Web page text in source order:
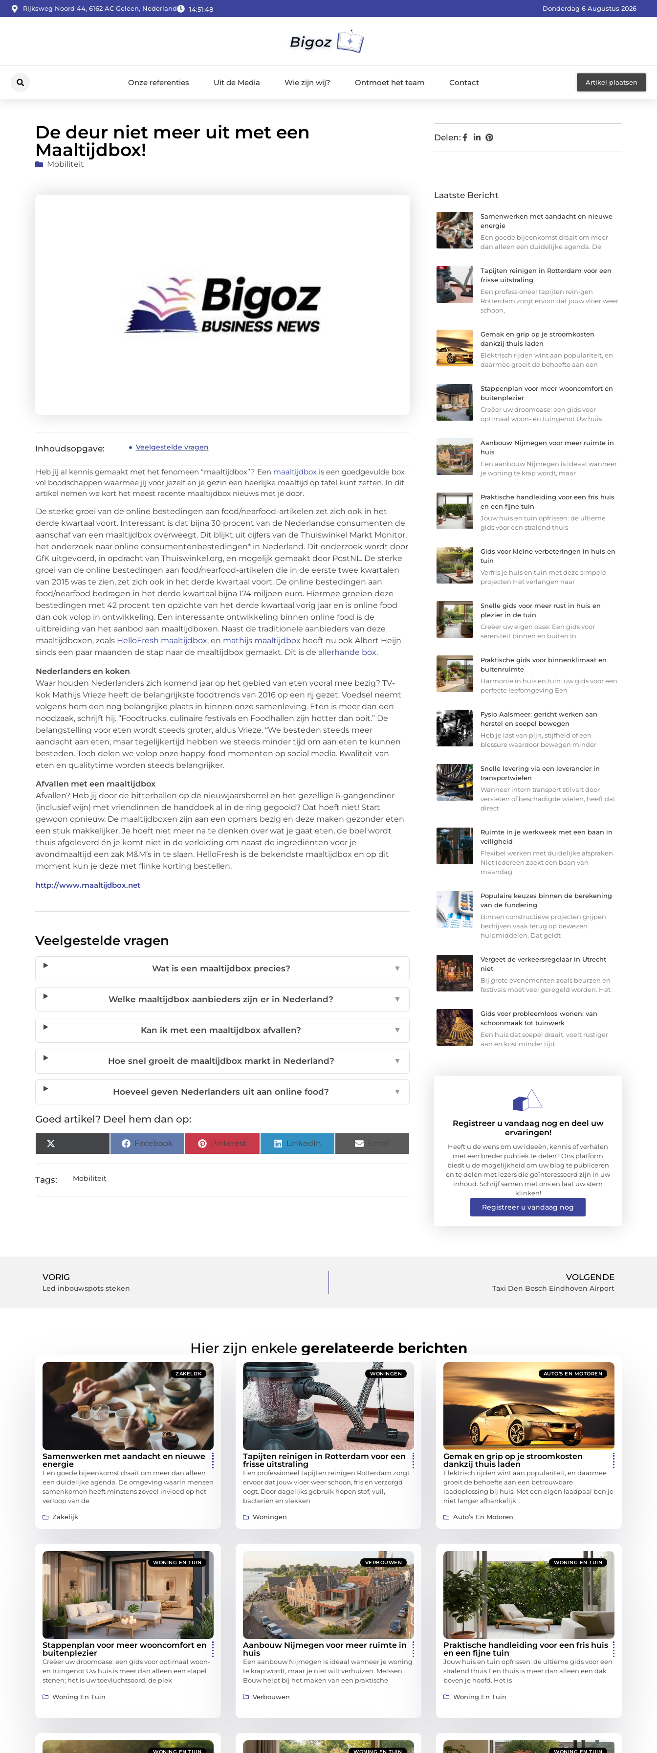
Rijksweg Noord 44, 6162 AC Geleen, Nederland 14:51:49 Donderdag 6 Augustus 2026
Onze referenties Uit de Media Wie zijn wij? Ontmoet het team Contact Artikel plaatsen
De deur niet meer uit met een
Maaltijdbox!
Mobiliteit
Inhoudsopgave: Veelgestelde vragen
Heb jij al kennis gemaakt met het fenomeen “maaltijdbox”? Een maaltijdbox is een goedgevulde box
vol boodschappen waarmee jij voor jezelf en je gezin een heerlijke maaltijd op tafel kunt zetten. In dit
artikel nemen we kort het meest recente maaltijdbox nieuws met je door.
De sterke groei van de online bestedingen aan food/nearfood-artikelen zet zich ook in het
derde kwartaal voort. Interessant is dat bijna 30 procent van de Nederlandse consumenten de
aanschaf van een maaltijdbox overweegt. Dit blijkt uit cijfers van de Thuiswinkel Markt Monitor,
het onderzoek naar online consumentenbestedingen* in Nederland. Dit onderzoek wordt door
GfK uitgevoerd, in opdracht van Thuiswinkel.org, en mogelijk gemaakt door PostNL. De sterke
groei van de online bestedingen aan food/nearfood-artikelen die in de eerste twee kwartalen
van 2015 was te zien, zet zich ook in het derde kwartaal voort. De online bestedingen aan
food/nearfood bedragen in het derde kwartaal bijna 174 miljoen euro. Hiermee groeien deze
bestedingen met 42 procent ten opzichte van het derde kwartaal vorig jaar en is online food
dan ook volop in ontwikkeling. Een interessante ontwikkeling binnen online food is de
uitbreiding van het aanbod aan maaltijdboxen. Naast de traditionele aanbieders van deze
maaltijdboxen, zoals HelloFresh maaltijdbox, en mathijs maaltijdbox heeft nu ook Albert Heijn
sinds een paar maanden de stap naar de maaltijdbox gemaakt. Dit is de allerhande box.
Nederlanders en koken
Waar houden Nederlanders zich komend jaar op het gebied van eten vooral mee bezig? TV-
kok Mathijs Vrieze heeft de belangrijkste foodtrends van 2016 op een rij gezet. Voedsel neemt
volgens hem een nog belangrijke plaats in binnen onze samenleving. Eten is meer dan een
noodzaak, schrijft hij. “Foodtrucks, culinaire festivals en Foodhallen zijn hotter dan ooit.” De
belangstelling voor eten wordt steeds groter, aldus Vrieze. “We besteden steeds meer
aandacht aan eten, maar tegelijkertijd hebben we steeds minder tijd om aan eten te kunnen
besteden. Toch delen we volop onze happy-food momenten op social media. Kwaliteit van
eten en qualitytime worden steeds belangrijker.
Afvallen met een maaltijdbox
Afvallen? Heb jij door de bitterballen op de nieuwjaarsborrel en het gezellige 6-gangendiner
(inclusief wijn) met vriendinnen de handdoek al in de ring gegooid? Dat hoeft niet! Start
gewoon opnieuw. De maaltijdboxen zijn aan een opmars bezig en deze maken gezonder eten
een stuk makkelijker. Je hoeft niet meer na te denken over wat je gaat eten, de boel wordt
thuis afgeleverd én je komt niet in de verleiding om naast de ingrediënten voor je
avondmaaltijd een zak M&M’s in te slaan. HelloFresh is de bekendste maaltijdbox en op dit
moment kun je deze met flinke korting bestellen.
http://www.maaltijdbox.net
Veelgestelde vragen
Wat is een maaltijdbox precies? ▼
Welke maaltijdbox aanbieders zijn er in Nederland? ▼
Kan ik met een maaltijdbox afvallen? ▼
Hoe snel groeit de maaltijdbox markt in Nederland? ▼
Hoeveel geven Nederlanders uit aan online food? ▼
Goed artikel? Deel hem dan op:
Facebook Pinterest LinkedIn
Tags: Mobiliteit
Delen:
Laatste Bericht
Samenwerken met aandacht en nieuwe
energie
Een goede bijeenkomst draait om meer
dan alleen een duidelijke agenda. De
Tapijten reinigen in Rotterdam voor een
frisse uitstraling
Een professioneel tapijten reinigen
Rotterdam zorgt ervoor dat jouw vloer weer
schoon,
Gemak en grip op je stroomkosten
dankzij thuis laden
Elektrisch rijden wint aan populariteit, en
daarmee groeit de behoefte aan een
Stappenplan voor meer wooncomfort en
buitenplezier
Creëer uw droomoase: een gids voor
optimaal woon- en tuingenot Uw huis
Aanbouw Nijmegen voor meer ruimte in
huis
Een aanbouw Nijmegen is ideaal wanneer
je woning te krap wordt, maar
Praktische handleiding voor een fris huis
en een fijne tuin
Jouw huis en tuin opfrissen: de ultieme
gids voor een stralend thuis
Gids voor kleine verbeteringen in huis en
tuin
Verfris je huis en tuin met deze simpele
projecten Het verlangen naar
Snelle gids voor meer rust in huis en
plezier in de tuin
Creëer uw eigen oase: Een gids voor
sereniteit binnen en buiten In
Praktische gids voor binnenklimaat en
buitenruimte
Harmonie in huis en tuin: uw gids voor een
perfecte leefomgeving Een
Fysio Aalsmeer: gericht werken aan
herstel en soepel bewegen
Heb je last van pijn, stijfheid of een
blessure waardoor bewegen minder
Snelle levering via een leverancier in
transportwielen
Wanneer intern transport stilvalt door
versleten of beschadigde wielen, heeft dat
direct
Ruimte in je werkweek met een baan in
veiligheid
Flexibel werken met duidelijke afspraken
Niet iedereen zoekt een baan van
maandag
Populaire keuzes binnen de berekening
van de fundering
Binnen constructieve projecten grijpen
bedrijven vaak terug op bewezen
hulpmiddelen. Dat geldt
Vergeet de verkeersregelaar in Utrecht
niet
Bij grote evenementen zoals beurzen en
festivals moet veel geregeld worden. Het
Gids voor probleemloos wonen: van
schoonmaak tot tuinwerk
Een huis dat soepel draait, voelt rustiger
aan en kost minder tijd
Registreer u vandaag nog en deel uw
ervaringen!
Heeft u de wens om uw ideeën, kennis of verhalen
met een breder publiek te delen? Ons platform
biedt u de mogelijkheid om uw blog te publiceren
en te delen met lezers die geïnteresseerd zijn in uw
inhoud. Schrijf samen met ons en laat uw stem
klinken!
Registreer u vandaag nog
VORIG
Led inbouwspots steken
VOLGENDE
Taxi Den Bosch Eindhoven Airport
Hier zijn enkele gerelateerde berichten
ZAKELIJK
Samenwerken met aandacht en nieuwe
energie
Een goede bijeenkomst draait om meer dan alleen
een duidelijke agenda. De omgeving waarin mensen
samenkomen heeft minstens zoveel invloed op het
verloop van de
Zakelijk
WONINGEN
Tapijten reinigen in Rotterdam voor een
frisse uitstraling
Een professioneel tapijten reinigen Rotterdam zorgt
ervoor dat jouw vloer weer schoon, fris en verzorgd
oogt. Door dagelijks gebruik hopen stof, vuil,
bacteriën en vlekken
Woningen
AUTO’S EN MOTOREN
Gemak en grip op je stroomkosten
dankzij thuis laden
Elektrisch rijden wint aan populariteit, en daarmee
groeit de behoefte aan een betrouwbare
laadoplossing bij huis. Met een eigen laadpaal ben je
niet langer afhankelijk
Auto’s En Motoren
WONING EN TUIN
Stappenplan voor meer wooncomfort en
buitenplezier
Creëer uw droomoase: een gids voor optimaal woon-
en tuingenot Uw huis is meer dan alleen een stapel
stenen; het is uw toevluchtsoord, de plek
Woning En Tuin
VERBOUWEN
Aanbouw Nijmegen voor meer ruimte in
huis
Een aanbouw Nijmegen is ideaal wanneer je woning
te krap wordt, maar je niet wilt verhuizen. Melssen
Bouw helpt bij het maken van een praktische
Verbouwen
WONING EN TUIN
Praktische handleiding voor een fris huis
en een fijne tuin
Jouw huis en tuin opfrissen: de ultieme gids voor een
stralend thuis Een thuis is meer dan alleen een dak
boven je hoofd. Het is
Woning En Tuin
WONING EN TUIN WONING EN TUIN WONING EN TUIN